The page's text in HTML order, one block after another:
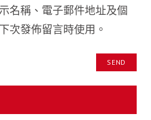
名稱、電子郵件地址及個
次發佈留言時使用。